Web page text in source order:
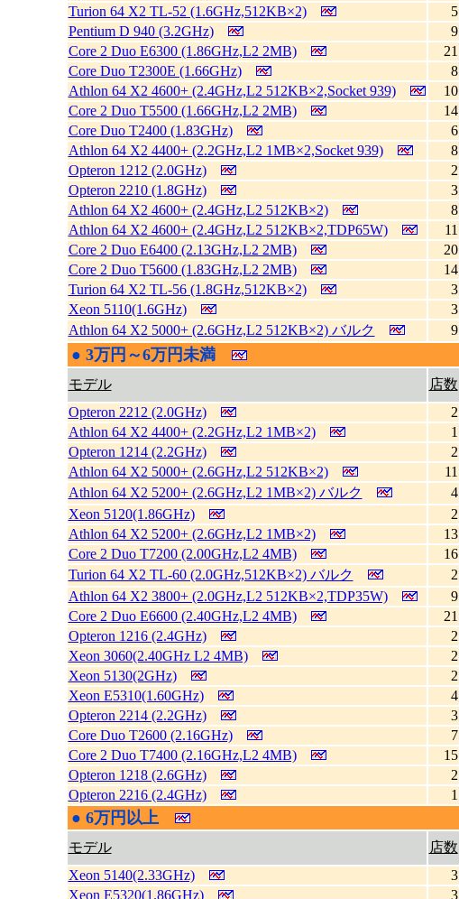
Turion 64 X2 TL-52 (1.6GHz,512KB×2)
5
Pentium D 940 (3.2GHz)
9
Core 2 Duo E6300 (1.86GHz,L2 2MB)
21
Core Duo T2300E (1.66GHz)
8
Athlon 64 X2 4600+ (2.4GHz,L2 512KB×2,Socket 939)
10
Core 2 Duo T5500 (1.66GHz,L2 2MB)
14
Core Duo T2400 (1.83GHz)
6
Athlon 64 X2 4400+ (2.2GHz,L2 1MB×2,Socket 939)
8
Opteron 1212 (2.0GHz)
2
Opteron 2210 (1.8GHz)
3
Athlon 64 X2 4600+ (2.4GHz,L2 512KB×2)
8
Athlon 64 X2 4600+ (2.4GHz,L2 512KB×2,TDP65W)
11
Core 2 Duo E6400 (2.13GHz,L2 2MB)
20
Core 2 Duo T5600 (1.83GHz,L2 2MB)
14
Turion 64 X2 TL-56 (1.8GHz,512KB×2)
3
Xeon 5110(1.6GHz)
3
Athlon 64 X2 5000+ (2.6GHz,L2 512KB×2) バルク
9
● 3万円～6万円未満
モデル 店数
Opteron 2212 (2.0GHz)
2
Athlon 64 X2 4400+ (2.2GHz,L2 1MB×2)
1
Opteron 1214 (2.2GHz)
2
Athlon 64 X2 5000+ (2.6GHz,L2 512KB×2)
11
Athlon 64 X2 5200+ (2.6GHz,L2 1MB×2) バルク
4
Xeon 5120(1.86GHz)
2
Athlon 64 X2 5200+ (2.6GHz,L2 1MB×2)
13
Core 2 Duo T7200 (2.00GHz,L2 4MB)
16
Turion 64 X2 TL-60 (2.0GHz,512KB×2) バルク
2
Athlon 64 X2 3800+ (2.0GHz,L2 512KB×2,TDP35W)
9
Core 2 Duo E6600 (2.40GHz,L2 4MB)
21
Opteron 1216 (2.4GHz)
2
Xeon 3060(2.40GHz L2 4MB)
2
Xeon 5130(2GHz)
2
Xeon E5310(1.60GHz)
4
Opteron 2214 (2.2GHz)
3
Core Duo T2600 (2.16GHz)
7
Core 2 Duo T7400 (2.16GHz,L2 4MB)
15
Opteron 1218 (2.6GHz)
2
Opteron 2216 (2.4GHz)
1
● 6万円以上
モデル 店数
Xeon 5140(2.33GHz)
3
Xeon E5320(1.86GHz)
3